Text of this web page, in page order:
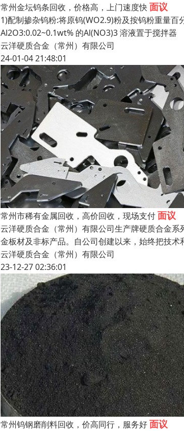
常州金坛钨条回收，价格高，上门速度快面议
1)配制掺杂钨粉:将原钨(WO2.9)粉及按钨粉重量
Al2O3:0.02~0.1wt% 的Al(NO3)3 溶液置于搅拌器
云洋硬质合金（常州）有限公司
24-01-04 21:48:01
常州市稀有金属回收，高价回收，现场支付面议
云洋硬质合金（常州）有限公司生产牌硬质合金
金板材及非标产品。自公司创建以来，始终把技
云洋硬质合金（常州）有限公司
23-12-27 02:36:01
常州钨钢磨削料回收，价高同行，服务好面议